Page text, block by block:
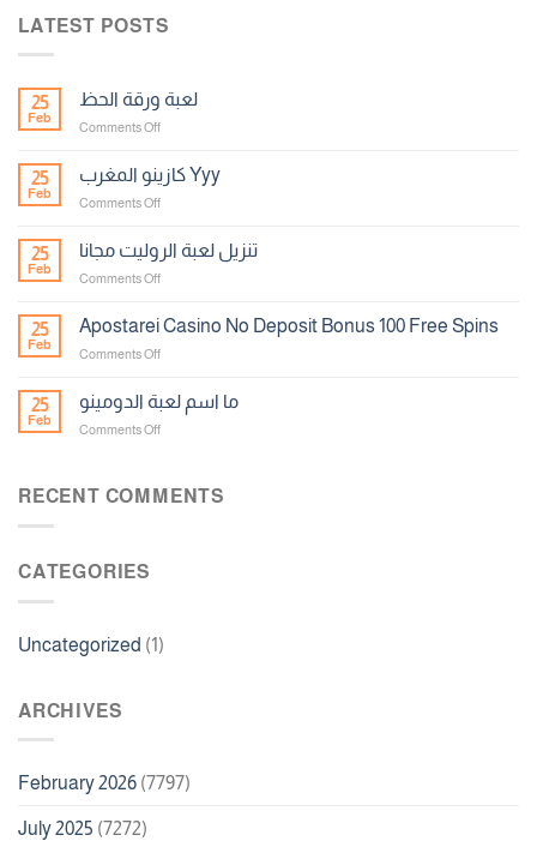
LATEST POSTS
25
Feb
لعبة ورقة الحظ
Comments Offon
ورقة
الحظ
25
Feb
كازينو المغرب Yyy
Comments Offon
المغرب
Yyy
25
Feb
تنزيل لعبة الروليت مجانا
Comments Offon
لعبة
25
Feb
Apostarei Casino No Deposit Bonus 100 Free Spins
Comments Offon
Casino
No
Free
25
Feb
ما اسم لعبة الدومينو
Comments Offon
لعبة
RECENT COMMENTS
CATEGORIES
Uncategorized (1)
ARCHIVES
February 2026 (7797)
July 2025 (7272)